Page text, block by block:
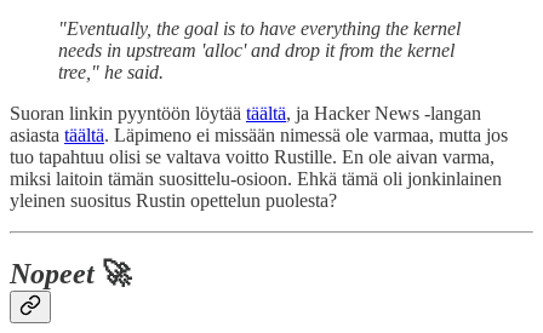
"Eventually, the goal is to have everything the kernel
needs in upstream 'alloc' and drop it from the kernel
tree," he said.
Suoran linkin pyyntöön löytää täältä, ja Hacker News -langan
asiasta täältä. Läpimeno ei missään nimessä ole varmaa, mutta jos
tuo tapahtuu olisi se valtava voitto Rustille. En ole aivan varma,
miksi laitoin tämän suosittelu-osioon. Ehkä tämä oli jonkinlainen
yleinen suositus Rustin opettelun puolesta?
Nopeet🚀